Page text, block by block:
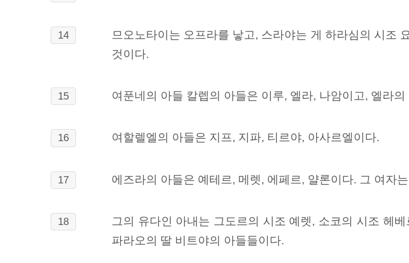
14 므오노타이는 오프라를 낳고, 스라야는 게 하라심의 시조
것이다.
15 여푼네의 아들 칼렙의 아들은 이루, 엘라, 나암이고, 엘라
16 여할렐엘의 아들은 지프, 지파, 티르야, 아사르엘이다.
17 에즈라의 아들은 예테르, 메렛, 에페르, 얄론이다. 그 여자는
18 그의 유다인 아내는 그도르의 시조 예렛, 소코의 시조 헤
파라오의 딸 비트야의 아들들이다.